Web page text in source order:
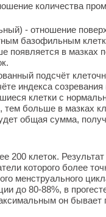
количества
- отношение
базофильным
появляется в мазках
подсчёт
индекса
клетки с
тем больше в мазках
общая сумма,
200 клеток.
которого более
менструального
до 80-88%, в
он бывает